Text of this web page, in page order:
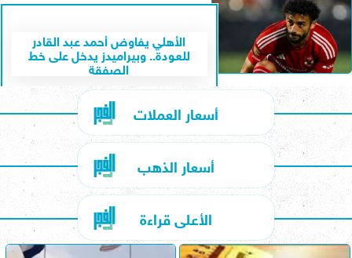
الأهلي يفاوض أحمد عبد القادر
للعودة.. وبيراميدز يدخل على خط
الصفقة
أسعار العملات
أسعار الذهب
الأعلى قراءة